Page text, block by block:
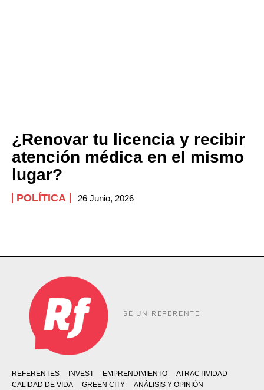
¿Renovar tu licencia y recibir
atención médica en el mismo
lugar?
POLÍTICA 26 Junio, 2026
SÉ UN REFERENTE
REFERENTES INVEST EMPRENDIMIENTO
ATRACTIVIDAD
CALIDAD DE VIDA
GREEN CITY
ANÁLISIS Y OPINIÓN